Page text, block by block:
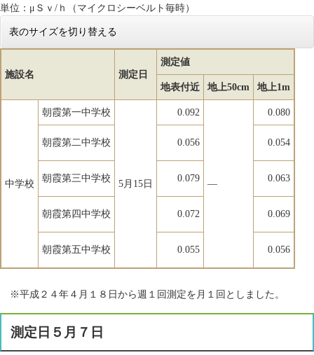
単位：μＳｖ/ｈ（マイクロシーベルト毎時）
表のサイズを切り替える
施設名 測定日
測定値
地表付近 地上50cm 地上1m
中学校
朝霞第一中学校
5月15日
0.092
―
0.080
朝霞第二中学校 0.056 0.054
朝霞第三中学校 0.079 0.063
朝霞第四中学校 0.072 0.069
朝霞第五中学校 0.055 0.056
※平成２４年４月１８日から週１回測定を月１回としました。
測定日５月７日